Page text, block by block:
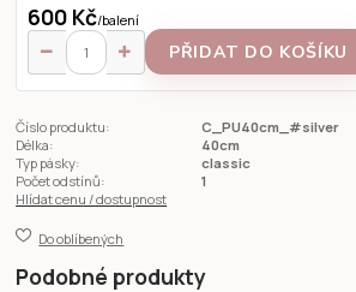
600 Kč/balení
PŘIDAT DO KOŠÍKU
Číslo produktu:
C_PU40cm_#silver
Délka:
40cm
Typ pásky:
classic
Počet odstínů:
1
Hlídat cenu / dostupnost
Do oblíbených
Podobné produkty